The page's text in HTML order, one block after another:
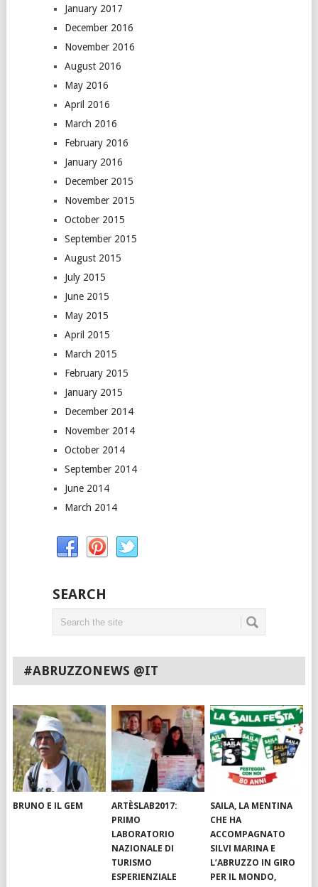
January 2017
December 2016
November 2016
August 2016
May 2016
April 2016
March 2016
February 2016
January 2016
December 2015
November 2015
October 2015
September 2015
August 2015
July 2015
June 2015
May 2015
April 2015
March 2015
February 2015
January 2015
December 2014
November 2014
October 2014
September 2014
June 2014
March 2014
SEARCH
#ABRUZZONEWS @IT
BRUNO E IL GEM
ARTÈSLAB2017:
PRIMO
LABORATORIO
NAZIONALE DI
TURISMO
ESPERIENZIALE
SAILA, LA MENTINA
CHE HA
ACCOMPAGNATO
SILVI MARINA E
L’ABRUZZO IN GIRO
PER IL MONDO,